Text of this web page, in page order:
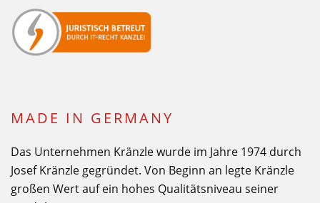
MADE IN GERMANY
Das Unternehmen Kränzle wurde im Jahre 1974 durch
Josef Kränzle gegründet. Von Beginn an legte Kränzle
großen Wert auf ein hohes Qualitätsniveau seiner